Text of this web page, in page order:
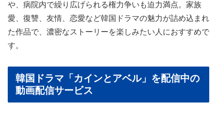
や、病院内で繰り広げられる権力争いも迫力満点。家族
愛、復讐、友情、恋愛など韓国ドラマの魅力が詰め込まれ
た作品で、濃密なストーリーを楽しみたい人におすすめで
す。
韓国ドラマ「カインとアベル」を配信中の
動画配信サービス